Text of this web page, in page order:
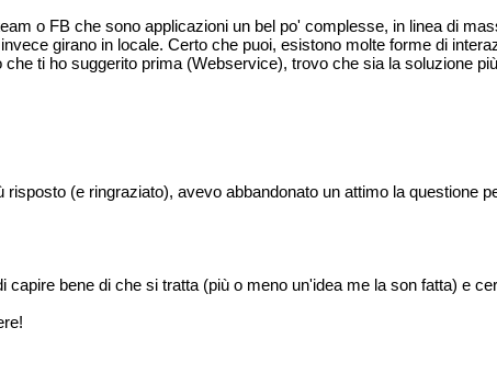
o FB che sono applicazioni un bel po' complesse, in linea di
girano in locale. Certo che puoi, esistono molte forme di
che ti ho suggerito prima (Webservice), trovo che sia la soluzione
risposto (e ringraziato), avevo abbandonato un attimo la questione
capire bene di che si tratta (più o meno un'idea me la son fatta) e